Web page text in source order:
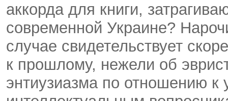
аккорда для книги,
современной Украине?
случае свидетельствует
к прошлому, нежели об
энтиузиазма по отношению к